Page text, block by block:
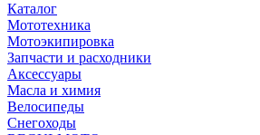
Каталог
Мототехника
Мотоэкипировка
Запчасти и расходники
Аксессуары
Масла и химия
Велосипеды
Снегоходы